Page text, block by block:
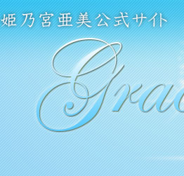
宮亜美公式サイト～Grace Fountain～
ースファウンテン